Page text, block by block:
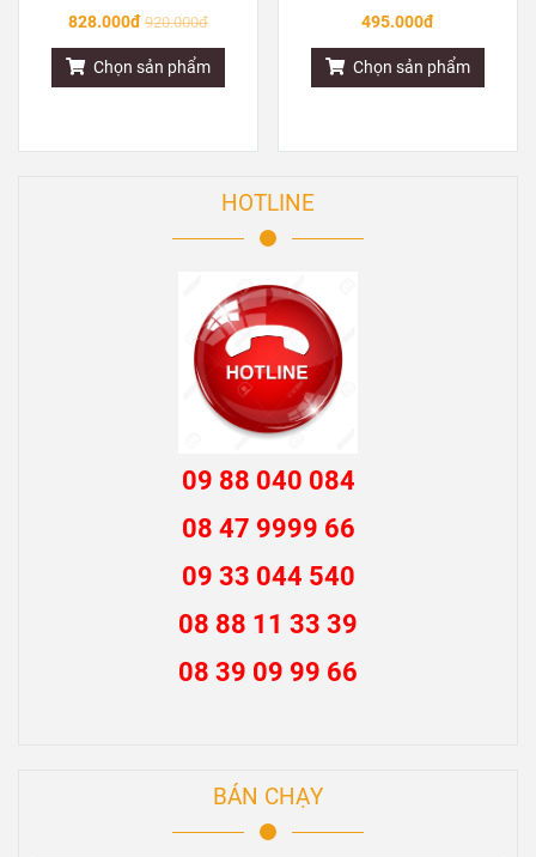
HAI PHIN LỌC
828.000đ 920.000đ
Chọn sản phẩm
495.000đ
Chọn sản phẩm
HOTLINE
09 88 040 084
08 47 9999 66
09 33 044 540
08 88 11 33 39
08 39 09 99 66
BÁN CHẠY